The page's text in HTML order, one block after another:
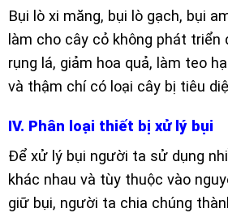
Bụi lò xi măng, bụi lò gạch, bụi
làm cho cây cỏ không phát triển
rụng lá, giảm hoa quả, làm teo
và thậm chí có loại cây bị tiêu
IV. Phân loại thiết bị xử lý bụi
Để xử lý bụi người ta sử dụng
khác nhau và tùy thuộc vào
giữ bụi, người ta chia chúng